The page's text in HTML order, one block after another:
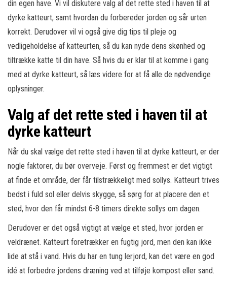
din egen have. Vi vil diskutere valg af det rette sted i haven til at
dyrke katteurt, samt hvordan du forbereder jorden og sår urten
korrekt. Derudover vil vi også give dig tips til pleje og
vedligeholdelse af katteurten, så du kan nyde dens skønhed og
tiltrække katte til din have. Så hvis du er klar til at komme i gang
med at dyrke katteurt, så læs videre for at få alle de nødvendige
oplysninger.
Valg af det rette sted i haven til at
dyrke katteurt
Når du skal vælge det rette sted i haven til at dyrke katteurt, er der
nogle faktorer, du bør overveje. Først og fremmest er det vigtigt
at finde et område, der får tilstrækkeligt med sollys. Katteurt trives
bedst i fuld sol eller delvis skygge, så sørg for at placere den et
sted, hvor den får mindst 6-8 timers direkte sollys om dagen.
Derudover er det også vigtigt at vælge et sted, hvor jorden er
veldrænet. Katteurt foretrækker en fugtig jord, men den kan ikke
lide at stå i vand. Hvis du har en tung lerjord, kan det være en god
idé at forbedre jordens dræning ved at tilføje kompost eller sand.